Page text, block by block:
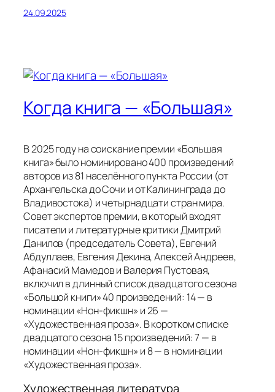
24.09.2025
Когда книга — «Большая»
В 2025 году на соискание премии «Большая
книга» было номинировано 400 произведений
авторов из 81 населённого пункта России (от
Архангельска до Сочи и от Калининграда до
Владивостока) и четырнадцати стран мира.
Совет экспертов премии, в который входят
писатели и литературные критики Дмитрий
Данилов (председатель Совета), Евгений
Абдуллаев, Евгения Декина, Алексей Андреев,
Афанасий Мамедов и Валерия Пустовая,
включил в длинный список двадцатого сезона
«Большой книги» 40 произведений: 14 — в
номинации «Нон-фикшн» и 26 —
«Художественная проза». В коротком списке
двадцатого сезона 15 произведений: 7 — в
номинации «Нон-фикшн» и 8 — в номинации
«Художественная проза».
Художественная литература